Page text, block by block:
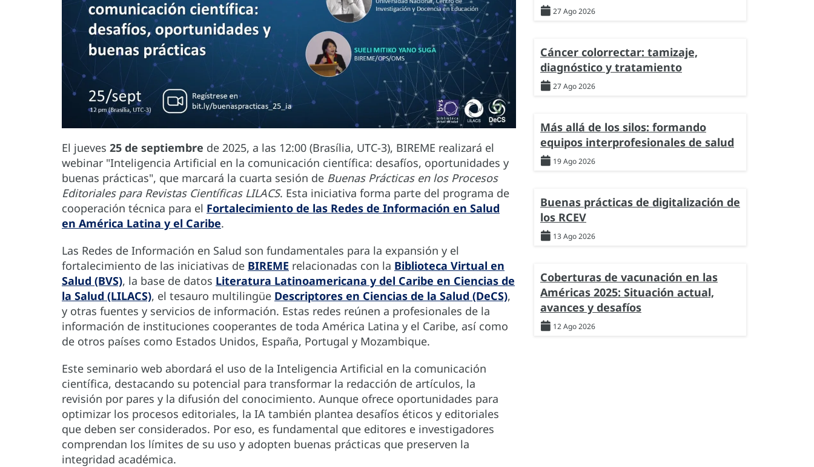
El jueves 25 de septiembre de 2025, a las 12:00 (Brasília, UTC-3), BIREME realizará el
webinar "Inteligencia Artificial en la comunicación científica: desafíos, oportunidades y
buenas prácticas", que marcará la cuarta sesión de Buenas Prácticas en los Procesos
Editoriales para Revistas Científicas LILACS. Esta iniciativa forma parte del programa de
cooperación técnica para el Fortalecimiento de las Redes de Información en Salud
en América Latina y el Caribe.
Las Redes de Información en Salud son fundamentales para la expansión y el
fortalecimiento de las iniciativas de BIREME relacionadas con la Biblioteca Virtual en
Salud (BVS), la base de datos Literatura Latinoamericana y del Caribe en Ciencias de
la Salud (LILACS), el tesauro multilingüe Descriptores en Ciencias de la Salud (DeCS),
y otras fuentes y servicios de información. Estas redes reúnen a profesionales de la
información de instituciones cooperantes de toda América Latina y el Caribe, así como
de otros países como Estados Unidos, España, Portugal y Mozambique.
Este seminario web abordará el uso de la Inteligencia Artificial en la comunicación
científica, destacando su potencial para transformar la redacción de artículos, la
revisión por pares y la difusión del conocimiento. Aunque ofrece oportunidades para
optimizar los procesos editoriales, la IA también plantea desafíos éticos y editoriales
que deben ser considerados. Por eso, es fundamental que editores e investigadores
comprendan los límites de su uso y adopten buenas prácticas que preserven la
integridad académica.
27 Ago 2026
Cáncer colorrectar: tamizaje,
diagnóstico y tratamiento
27 Ago 2026
Más allá de los silos: formando
equipos interprofesionales de salud
19 Ago 2026
Buenas prácticas de digitalización de
los RCEV
13 Ago 2026
Coberturas de vacunación en las
Américas 2025: Situación actual,
avances y desafíos
12 Ago 2026